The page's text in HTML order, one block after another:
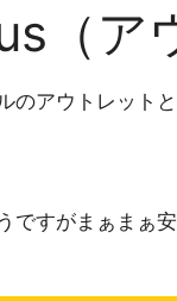
（ア
のアウトレット
ですがまぁまぁ安